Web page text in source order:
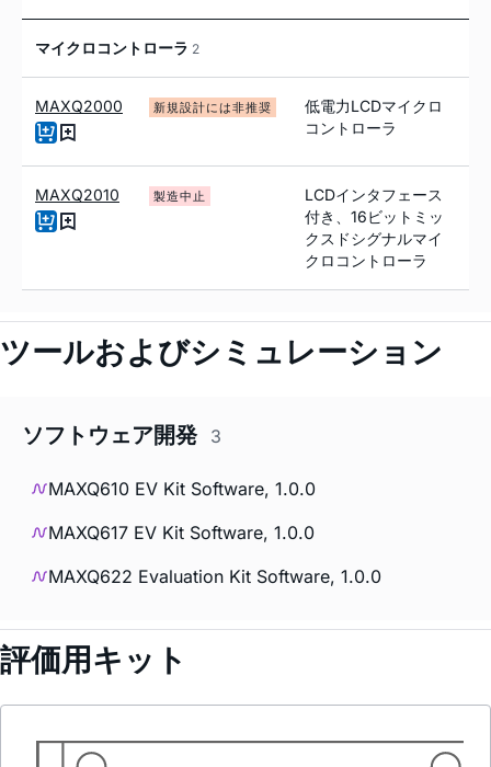
マイクロコントローラ 2
MAXQ2000 新規設計には非推奨
低電力LCDマイクロ
コントローラ
MAXQ2010 製造中止
LCDインタフェース
付き、16ビットミッ
クスドシグナルマイ
クロコントローラ
ツールおよびシミュレーション
ソフトウェア開発 3
MAXQ610 EV Kit Software, 1.0.0
MAXQ617 EV Kit Software, 1.0.0
MAXQ622 Evaluation Kit Software, 1.0.0
評価用キット